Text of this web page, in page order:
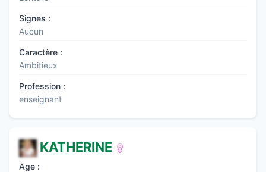
Signes :
Aucun
Caractère :
Ambitieux
Profession :
enseignant
KATHERINE
Age :